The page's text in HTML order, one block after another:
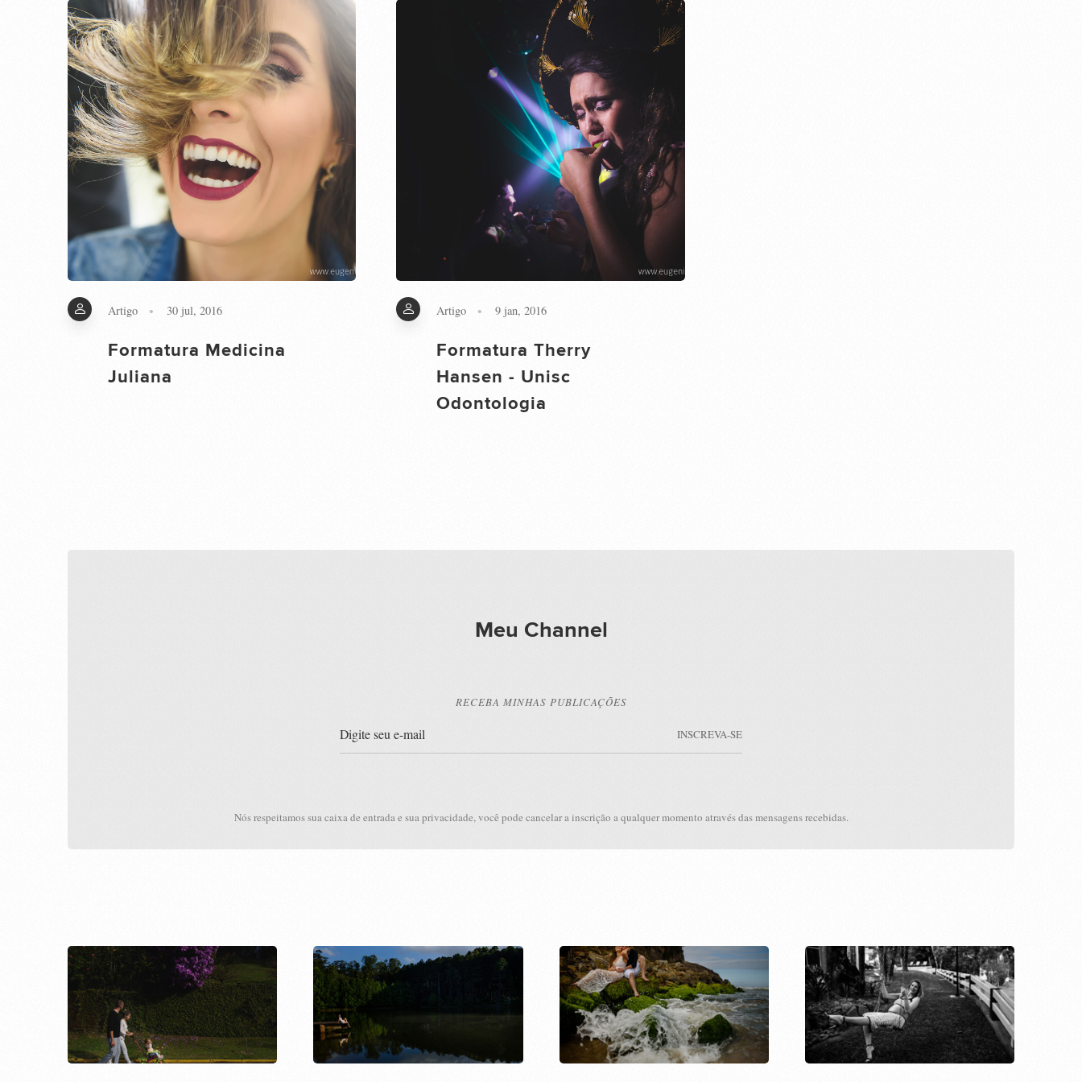
Artigo 30 jul, 2016
Formatura Medicina
Juliana
Artigo 9 jan, 2016
Formatura Therry
Hansen - Unisc
Odontologia
Meu Channel
RECEBA MINHAS PUBLICAÇÕES
INSCREVA-SE
Nós respeitamos sua caixa de entrada e sua privacidade, você pode cancelar a inscrição a qualquer momento através das mensagens recebidas.